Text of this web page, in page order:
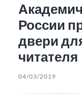
России
двери
читателя
04/03/2019